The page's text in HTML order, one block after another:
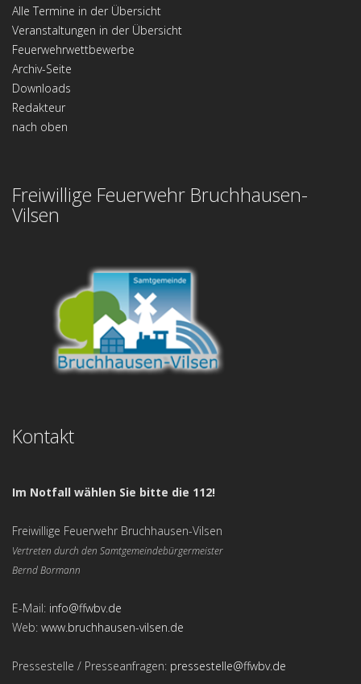
Alle Termine in der Übersicht
Veranstaltungen in der Übersicht
Feuerwehrwettbewerbe
Archiv-Seite
Downloads
Redakteur
nach oben
Freiwillige Feuerwehr Bruchhausen-
Vilsen
Kontakt
Im Notfall wählen Sie bitte die 112!
Freiwillige Feuerwehr Bruchhausen-Vilsen
Vertreten durch den Samtgemeindebürgermeister
Bernd Bormann
E-Mail: info@ffwbv.de
Web: www.bruchhausen-vilsen.de
Pressestelle / Presseanfragen: pressestelle@ffwbv.de